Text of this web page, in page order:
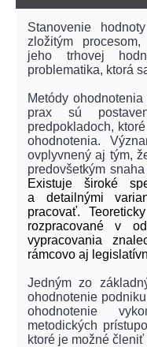
Stanovenie
zložitým
jeho trhovej
problematika, ktorá
Metódy
prax sú
predpokladoch,
ohodnotenia.
ovplyvnený aj tým,
predovšetkým
Existuje široké
a detailnými
pracovať.
rozpracované v
vypracovania
rámcovo aj
Jedným zo
ohodnotenie
ohodnotenie
metodických
ktoré je možné